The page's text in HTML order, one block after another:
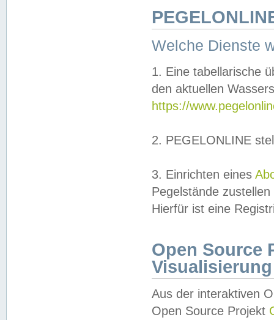
Welche Dienste
1. Eine tabellarische
den aktuellen
https://
2. PEGELONLINE
3. Einrichten eines
Pegelstände
Hierfür ist eine
Open Source
Visualisierung
Aus der interaktiven
Open Source Projekt